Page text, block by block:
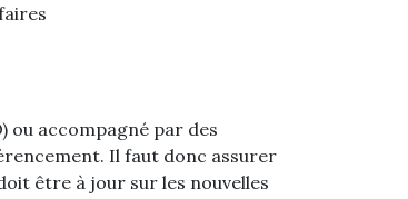
ou accompagné par des
Il faut donc assurer
être à jour sur les nouvelles